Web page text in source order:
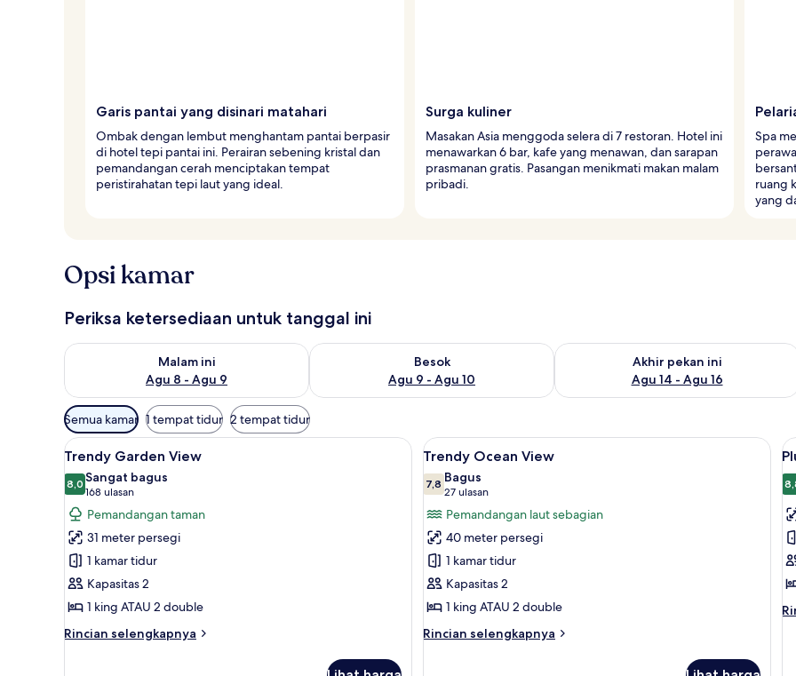
Garis pantai yang disinari matahari
Ombak dengan lembut menghantam pantai berpasir
di hotel tepi pantai ini. Perairan sebening kristal dan
pemandangan cerah menciptakan tempat
peristirahatan tepi laut yang ideal.
Surga kuliner
Masakan Asia menggoda selera di 7 restoran. Hotel ini
menawarkan 6 bar, kafe yang menawan, dan sarapan
prasmanan gratis. Pasangan menikmati makan malam
pribadi.
Spa
ruang
yang
Opsi kamar
Periksa ketersediaan untuk tanggal ini
Malam ini
Agu 8 - Agu 9
Periksa ketersediaan untuk malam ini Agu 8 - Agu 9
Besok
Agu 9 - Agu 10
Periksa ketersediaan untuk besok Agu 9 - Agu 10
Akhir pekan ini
Agu 14 - Agu 16
Periksa ketersediaan untuk akhir
Filter
tersedia
untuk
kamar
Semua kamar 1 tempat tidur 2 tempat tidur
Lihat
semua
foto
untuk
Trendy
Garden
View
Seprai antialergi, minibar, brankas, dan tirai kedap cahaya
4
Trendy Garden View
8,08,0 dari 10
Sangat bagus
168 ulasan
(168
ulasan)
Pemandangan taman
31 meter persegi
1 kamar tidur
Kapasitas 2
1 king ATAU 2 double
Rincian selengkapnya
Rincian
Lihat
semua
foto
untuk
Trendy
Ocean
View
5
Trendy Ocean View
7,87,8 dari 10
Bagus
27 ulasan
(27
ulasan)
Pemandangan laut sebagian
40 meter persegi
1 kamar tidur
Kapasitas 2
1 king ATAU 2 double
Rincian selengkapnya
Rincian